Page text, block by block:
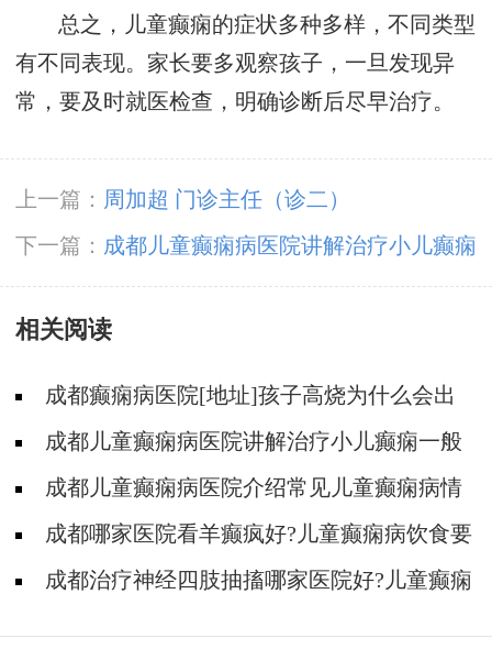
总之，儿童癫痫的症状多种多样，不同类型
有不同表现。家长要多观察孩子，一旦发现异
常，要及时就医检查，明确诊断后尽早治疗。
上一篇： 周加超 门诊主任（诊二）
下一篇： 成都儿童癫痫病医院讲解治疗小儿癫痫
一般可用什么方法?
相关阅读
成都癫痫病医院[地址]孩子高烧为什么会出
现癫痫抽搐?
成都儿童癫痫病医院讲解治疗小儿癫痫一般
可用什么方法?
成都儿童癫痫病医院介绍常见儿童癫痫病情
症状到底有些什么?
成都哪家医院看羊癫疯好?儿童癫痫病饮食要
注意什么?
成都治疗神经四肢抽搐哪家医院好?儿童癫痫